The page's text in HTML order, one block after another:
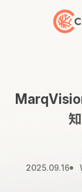
トップ
2025.09.16